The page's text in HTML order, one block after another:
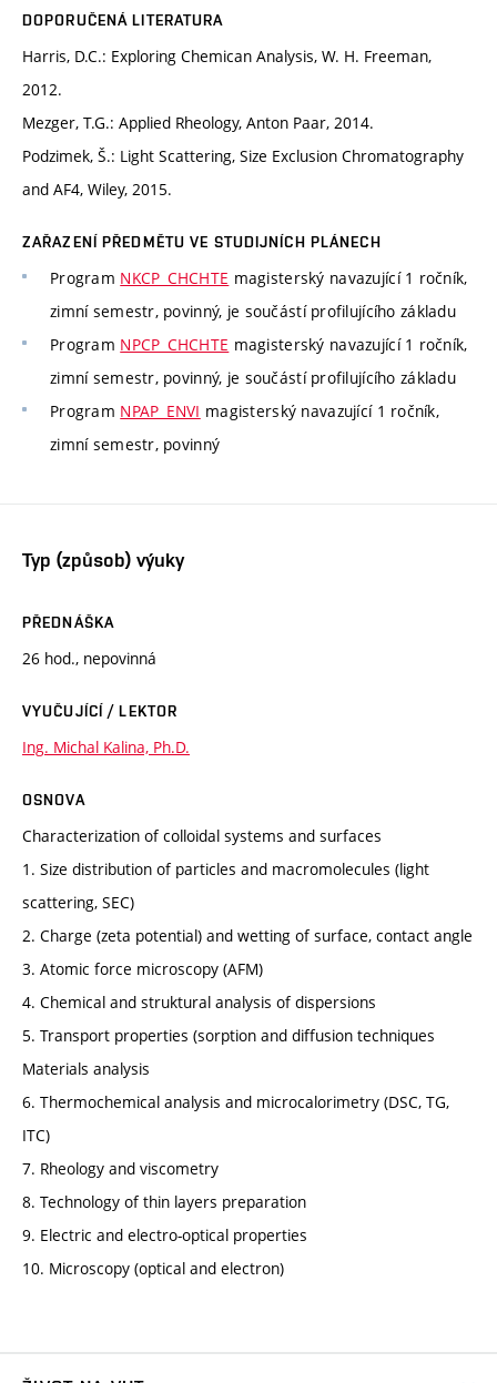
DOPORUČENÁ LITERATURA
Harris, D.C.: Exploring Chemican Analysis, W. H. Freeman,
2012.
Mezger, T.G.: Applied Rheology, Anton Paar, 2014.
Podzimek, Š.: Light Scattering, Size Exclusion Chromatography
and AF4, Wiley, 2015.
ZAŘAZENÍ PŘEDMĚTU VE STUDIJNÍCH PLÁNECH
Program NKCP_CHCHTE magisterský navazující 1 ročník,
zimní semestr, povinný, je součástí profilujícího základu
Program NPCP_CHCHTE magisterský navazující 1 ročník,
zimní semestr, povinný, je součástí profilujícího základu
Program NPAP_ENVI magisterský navazující 1 ročník,
zimní semestr, povinný
Typ (způsob) výuky
PŘEDNÁŠKA
26 hod., nepovinná
VYUČUJÍCÍ / LEKTOR
Ing. Michal Kalina, Ph.D.
OSNOVA
Characterization of colloidal systems and surfaces
1. Size distribution of particles and macromolecules (light
scattering, SEC)
2. Charge (zeta potential) and wetting of surface, contact angle
3. Atomic force microscopy (AFM)
4. Chemical and struktural analysis of dispersions
5. Transport properties (sorption and diffusion techniques
Materials analysis
6. Thermochemical analysis and microcalorimetry (DSC, TG,
ITC)
7. Rheology and viscometry
8. Technology of thin layers preparation
9. Electric and electro-optical properties
10. Microscopy (optical and electron)